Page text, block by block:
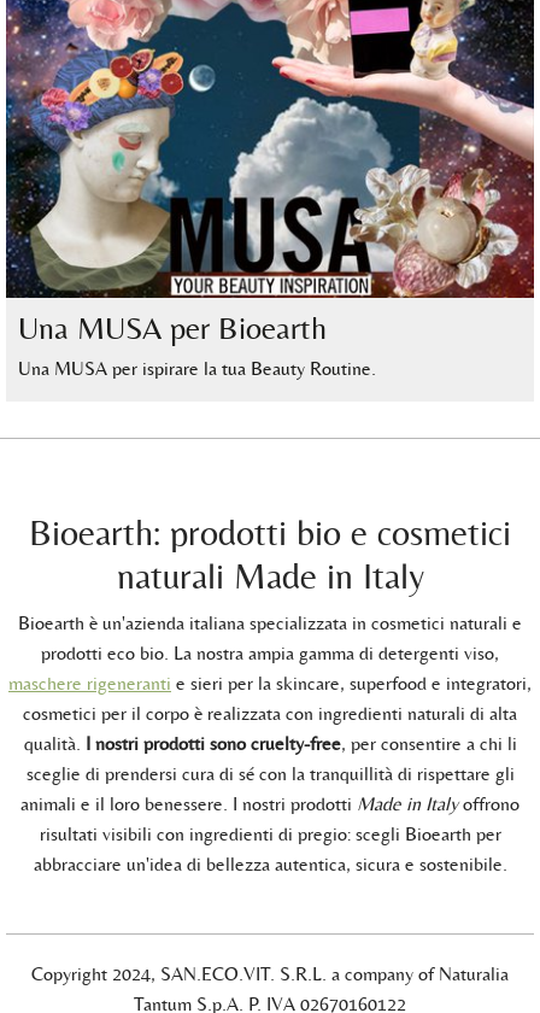
Una MUSA per Bioearth
Una MUSA per ispirare la tua Beauty Routine.
Bioearth: prodotti bio e cosmetici
naturali Made in Italy
Bioearth è un'azienda italiana specializzata in cosmetici naturali e
prodotti eco bio. La nostra ampia gamma di detergenti viso,
maschere rigeneranti e sieri per la skincare, superfood e integratori,
cosmetici per il corpo è realizzata con ingredienti naturali di alta
qualità. I nostri prodotti sono cruelty-free, per consentire a chi li
sceglie di prendersi cura di sé con la tranquillità di rispettare gli
animali e il loro benessere. I nostri prodotti Made in Italyoffrono
risultati visibili con ingredienti di pregio: scegli Bioearth per
abbracciare un'idea di bellezza autentica, sicura e sostenibile.
Copyright 2024, SAN.ECO.VIT. S.R.L. a company of Naturalia
Tantum S.p.A. P. IVA 02670160122